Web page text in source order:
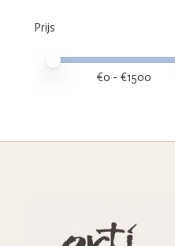
Prijs
Minimale prijswaarde
Price maximum value
€0 - €1500